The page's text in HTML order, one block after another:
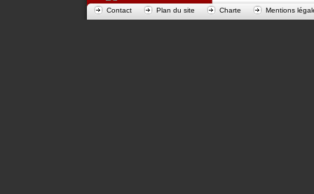
Contact Plan du site Charte Mentions